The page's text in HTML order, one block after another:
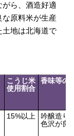
ら、酒造好適
原料米が生産
土地は北海道で
こうじ米
使用割合
香味等の
15%以上
吟醸造り
色沢が良